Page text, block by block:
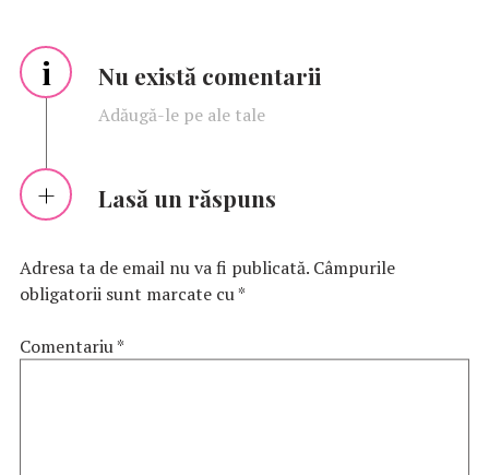
i Nu există comentarii
Adăugă-le pe ale tale
Lasă un răspuns
Adresa ta de email nu va fi publicată. Câmpurile
obligatorii sunt marcate cu*
Comentariu*